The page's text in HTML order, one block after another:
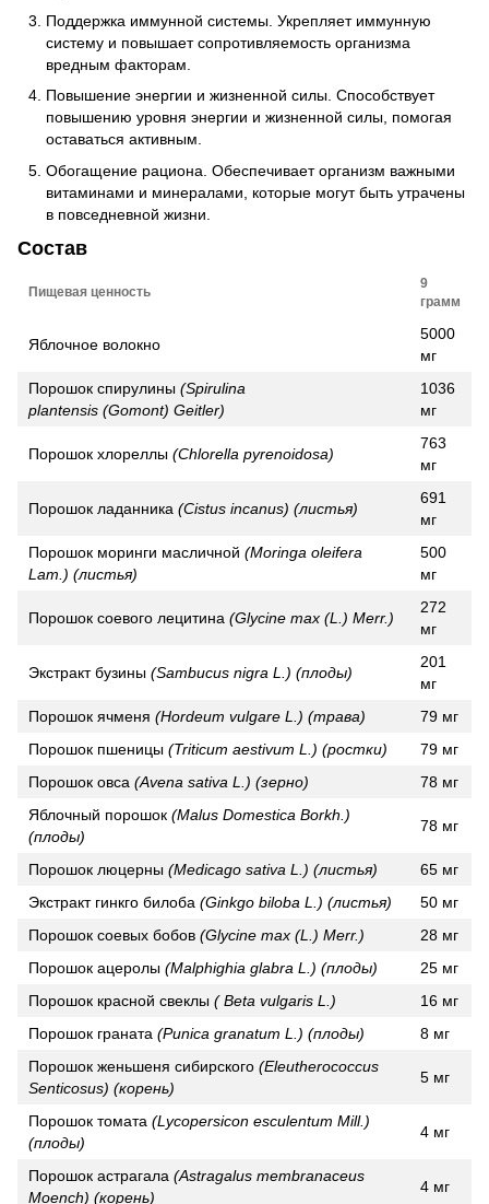
Поддержка иммунной системы. Укрепляет иммунную
систему и повышает сопротивляемость организма
вредным факторам.
Повышение энергии и жизненной силы. Способствует
повышению уровня энергии и жизненной силы, помогая
оставаться активным.
Обогащение рациона. Обеспечивает организм важными
витаминами и минералами, которые могут быть утрачены
в повседневной жизни.
Состав
Пищевая ценность
9
грамм
Яблочное волокно
5000
мг
Порошок спирулины (Spirulina
plantensis (Gomont) Geitler)
1036
мг
Порошок хлореллы (Chlorella pyrenoidosa)
763
мг
Порошок ладанника (Cistus incanus) (листья)
691
мг
Порошок моринги масличной (Moringa oleifera
Lam.) (листья)
500
мг
Порошок соевого лецитина (Glycine max (L.) Merr.)
272
мг
Экстракт бузины (Sambucus nigra L.) (плоды)
201
мг
Порошок ячменя (Hordeum vulgare L.) (трава)
79 мг
Порошок пшеницы (Triticum aestivum L.) (ростки)
79 мг
Порошок овса (Avena sativa L.) (зерно)
78 мг
Яблочный порошок (Malus Domestica Borkh.)
(плоды)
78 мг
Порошок люцерны (Medicago sativa L.) (листья)
65 мг
Экстракт гинкго билоба (Ginkgo biloba L.) (листья)
50 мг
Порошок соевых бобов (Glycine max (L.) Merr.)
28 мг
Порошок ацеролы (Malphighia glabra L.) (плоды)
25 мг
Порошок красной свеклы ( Beta vulgaris L.)
16 мг
Порошок граната (Punica granatum L.) (плоды)
8 мг
Порошок женьшеня сибирского (Eleutherococcus
Senticosus) (корень)
5 мг
Порошок томата (Lycopersicon esculentum Mill.)
(плоды)
4 мг
Порошок астрагала (Astragalus membranaceus
Moench) (корень)
4 мг